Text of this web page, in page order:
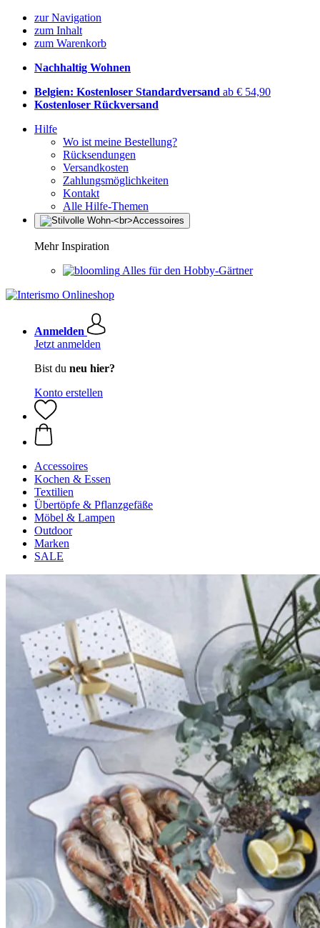
zur Navigation
zum Inhalt
zum Warenkorb
Nachhaltig Wohnen
Belgien: Kostenloser Standardversand ab € 54,90
Kostenloser Rückversand
Hilfe
Wo ist meine Bestellung?
Rücksendungen
Versandkosten
Zahlungsmöglichkeiten
Kontakt
Alle Hilfe-Themen
Mehr Inspiration
Alles für den Hobby-Gärtner
Anmelden
Jetzt anmelden
Bist du neu hier?
Konto erstellen
Accessoires
Kochen & Essen
Textilien
Übertöpfe & Pflanzgefäße
Möbel & Lampen
Outdoor
Marken
SALE